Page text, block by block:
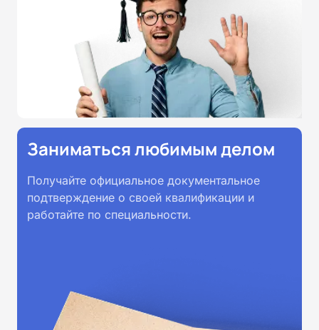
Заниматься любимым делом
Получайте официальное документальное
подтверждение о своей квалификации и
работайте по специальности.